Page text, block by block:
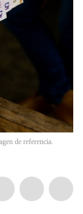
de referencia.